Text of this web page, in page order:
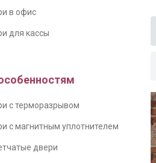
в офис
для кассы
с терморазрывом
с магнитным уплотнителем
двери